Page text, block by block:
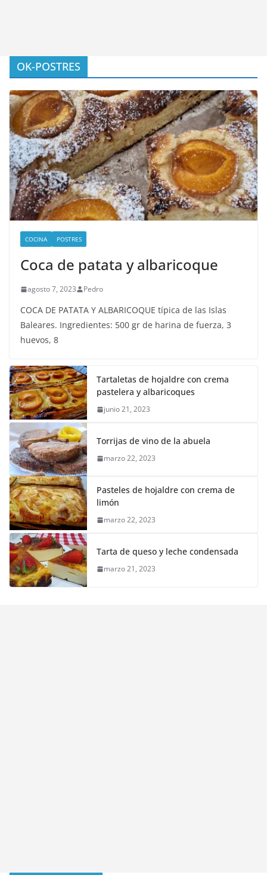
OK-POSTRES
COCINA POSTRES
Coca de patata y albaricoque
agosto 7, 2023 Pedro
COCA DE PATATA Y ALBARICOQUE típica de las Islas
Baleares. Ingredientes: 500 gr de harina de fuerza, 3
huevos, 8
Tartaletas de hojaldre con crema
pastelera y albaricoques
junio 21, 2023
Torrijas de vino de la abuela
marzo 22, 2023
Pasteles de hojaldre con crema de
limón
marzo 22, 2023
Tarta de queso y leche condensada
marzo 21, 2023